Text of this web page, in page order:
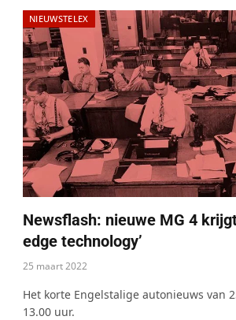
NIEUWSTELEX
Newsflash: nieuwe MG 4
edge technology’
25 maart 2022
Het korte Engelstalige autonieuws van
13.00 uur.